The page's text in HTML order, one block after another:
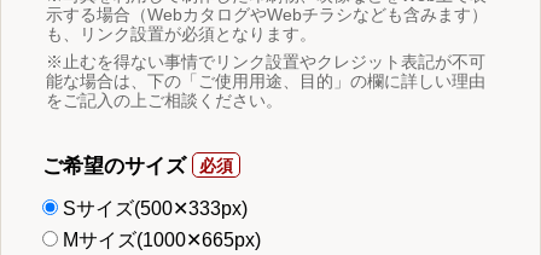
示する場合（WebカタログやWebチラシなども含みます）
も、リンク設置が必須となります。
※止むを得ない事情でリンク設置やクレジット表記が不可
能な場合は、下の「ご使用用途、目的」の欄に詳しい理由
をご記入の上ご相談ください。
ご希望のサイズ
Sサイズ(500✕333px)
Mサイズ(1000✕665px)